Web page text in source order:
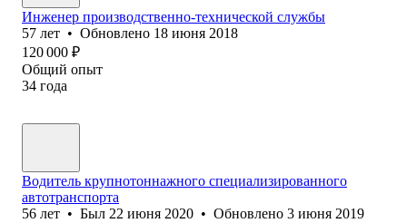
Инженер производственно-технической службы
57 лет • Обновлено 18 июня 2018
120 000 ₽
Общий опыт
34 года
Водитель крупнотоннажного специализированного
автотранспорта
56 лет • Был 22 июня 2020 • Обновлено 3 июня 2019